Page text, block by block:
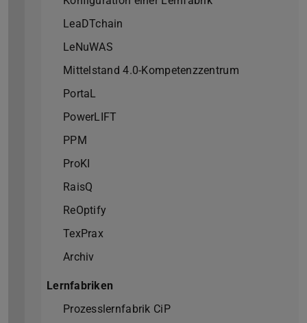
LeaDTchain
LeNuWAS
Mittelstand 4.0-Kompetenzzentrum
PortaL
PowerLIFT
PPM
ProKI
RaisQ
ReOptify
TexPrax
Archiv
Lernfabriken
Prozesslernfabrik CiP